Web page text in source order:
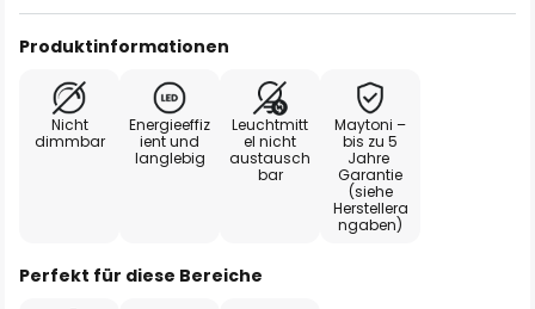
Produktinformationen
Nicht
dimmbar
Energieeffiz
ient und
langlebig
Leuchtmitt
el nicht
austausch
bar
Maytoni –
bis zu 5
Jahre
Garantie
(siehe
Herstellera
ngaben)
Perfekt für diese Bereiche